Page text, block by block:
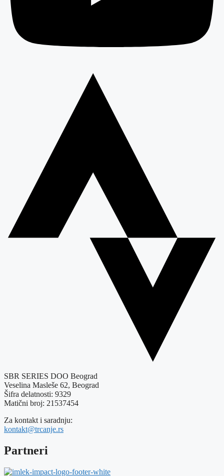
SBR SERIES DOO Beograd
Veselina Masleše 62, Beograd
Šifra delatnosti: 9329
Matični broj: 21537454
Za kontakt i saradnju:
kontakt@trcanje.rs
Partneri